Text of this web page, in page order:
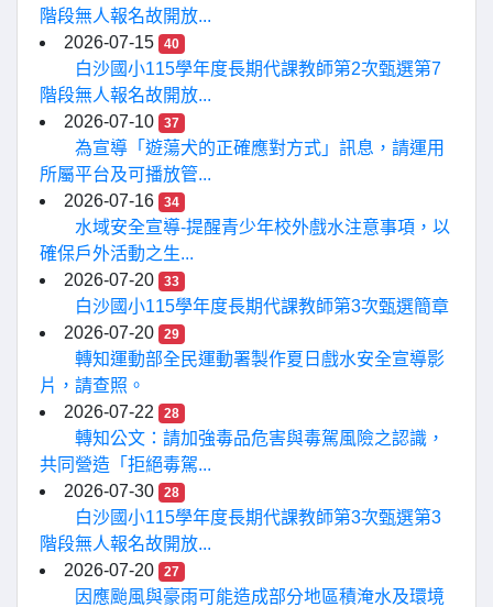
階段無人報名故開放...
2026-07-15
40
白沙國小115學年度長期代課教師第2次甄選第7
階段無人報名故開放...
2026-07-10
37
為宣導「遊蕩犬的正確應對方式」訊息，請運用
所屬平台及可播放管...
2026-07-16
34
水域安全宣導-提醒青少年校外戲水注意事項，以
確保戶外活動之生...
2026-07-20
33
白沙國小115學年度長期代課教師第3次甄選簡章
2026-07-20
29
轉知運動部全民運動署製作夏日戲水安全宣導影
片，請查照。
2026-07-22
28
轉知公文：請加強毒品危害與毒駕風險之認識，
共同營造「拒絕毒駕...
2026-07-30
28
白沙國小115學年度長期代課教師第3次甄選第3
階段無人報名故開放...
2026-07-20
27
因應颱風與豪雨可能造成部分地區積淹水及環境